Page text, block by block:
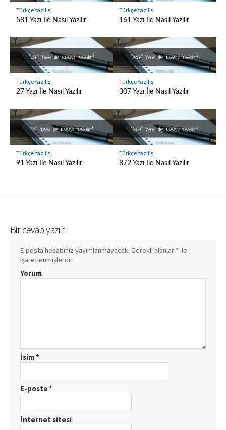
Türkçe Yazılışı
581 Yazı İle Nasıl Yazılır
Türkçe Yazılışı
161 Yazı İle Nasıl Yazılır
Türkçe Yazılışı
27 Yazı İle Nasıl Yazılır
Türkçe Yazılışı
307 Yazı İle Nasıl Yazılır
Türkçe Yazılışı
91 Yazı İle Nasıl Yazılır
Türkçe Yazılışı
872 Yazı İle Nasıl Yazılır
Bir cevap yazın
E-posta hesabınız yayımlanmayacak. Gerekli alanlar * ile
işaretlenmişlerdir
Yorum
İsim*
E-posta*
İnternet sitesi